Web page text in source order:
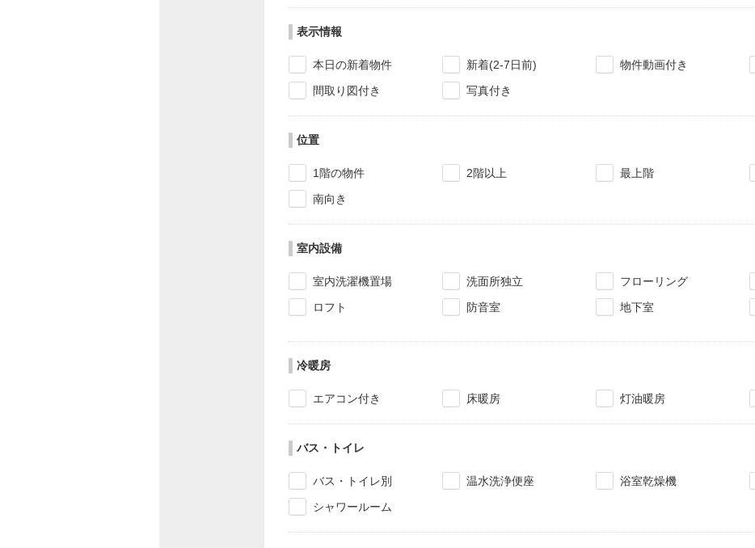
表示情報
本日の新着物件 新着(2-7日前) 物件動画付き
間取り図付き
写真付き
位置
1階の物件 2階以上 最上階
南向き
室内設備
室内洗濯機置場 洗面所独立 フローリング
ロフト
防音室 地下室
冷暖房
エアコン付き 床暖房 灯油暖房
バス・トイレ
バス・トイレ別 温水洗浄便座 浴室乾燥機
シャワールーム